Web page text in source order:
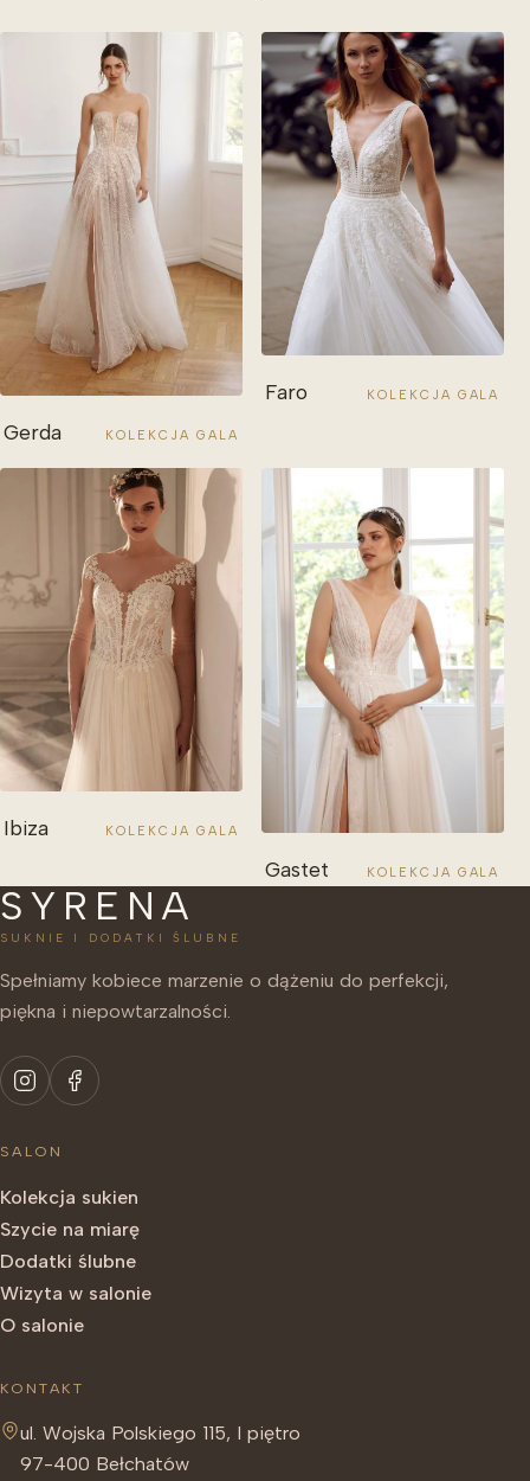
Gerda KOLEKCJA GALA
Faro KOLEKCJA GALA
Ibiza KOLEKCJA GALA
Gastet KOLEKCJA GALA
SYRENA
SUKNIE I DODATKI ŚLUBNE
Spełniamy kobiece marzenie o dążeniu do perfekcji,
piękna i niepowtarzalności.
SALON
Kolekcja sukien
Szycie na miarę
Dodatki ślubne
Wizyta w salonie
O salonie
KONTAKT
ul. Wojska Polskiego 115, I piętro
97-400 Bełchatów